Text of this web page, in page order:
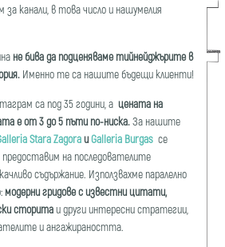
за канали, в това число и нашумелия
не бива да подценяваме тийнейджърите в
Именно те са нашите бъдещи клиенти!
са под 35 години, ацената на
е от 3 до 5 пъти по-ниска.За нашите
Stara ZagoraиGalleria Burgas се
на последователите
съдържание. Използвахме паралелно
модерни гридове с известни цитати,
сторитаи други интересни стратегии,
и ангажираността.